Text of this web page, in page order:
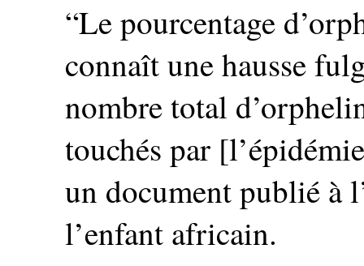
“Le pourcentage
connaît une hausse
nombre total
touchés par
un document publié à
l’enfant africain.